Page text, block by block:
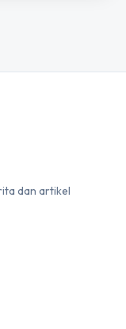
dan artikel